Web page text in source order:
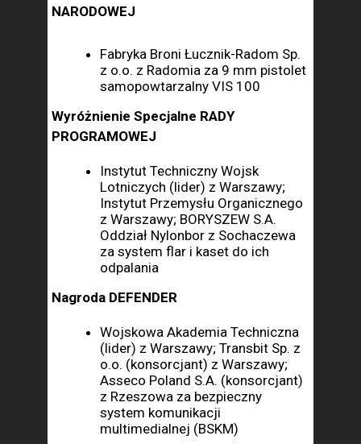
NARODOWEJ
Fabryka Broni Łucznik-Radom Sp.
z o.o. z Radomia za 9 mm pistolet
samopowtarzalny VIS 100
Wyróżnienie Specjalne RADY
PROGRAMOWEJ
Instytut Techniczny Wojsk
Lotniczych (lider) z Warszawy;
Instytut Przemysłu Organicznego
z Warszawy; BORYSZEW S.A.
Oddział Nylonbor z Sochaczewa
za system flar i kaset do ich
odpalania
Nagroda DEFENDER
Wojskowa Akademia Techniczna
(lider) z Warszawy; Transbit Sp. z
o.o. (konsorcjant) z Warszawy;
Asseco Poland S.A. (konsorcjant)
z Rzeszowa za bezpieczny
system komunikacji
multimedialnej (BSKM)